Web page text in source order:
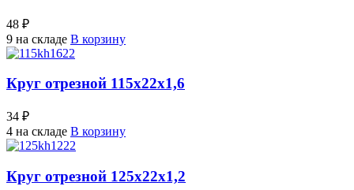
48 ₽
9 на складе В корзину
Круг отрезной 115х22х1,6
34 ₽
4 на складе В корзину
Круг отрезной 125х22х1,2